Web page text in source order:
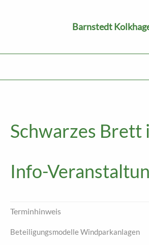
Barnstedt
Schwarzes Brett
Info-
Terminhinweis
Beteiligungsmodelle Windparkanlagen